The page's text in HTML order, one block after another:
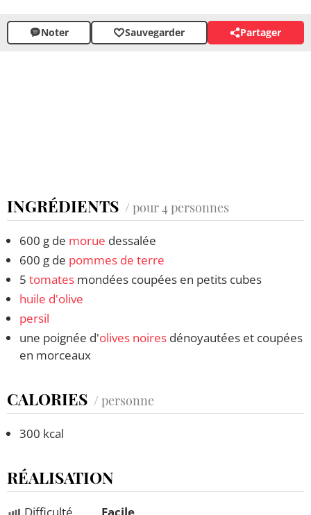
Noter Sauvegarder Partager
INGRÉDIENTS / pour 4 personnes
600 g de morue dessalée
600 g de pommes de terre
5 tomates mondées coupées en petits cubes
huile d'olive
persil
une poignée d'olives noires dénoyautées et coupées
en morceaux
CALORIES / personne
300 kcal
RÉALISATION